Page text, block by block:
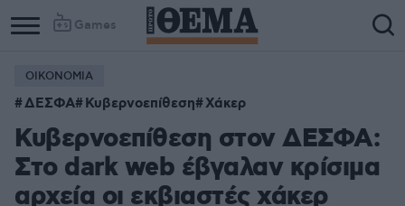
Games
ΟΙΚΟΝΟΜΙΑ
ΔΕΣΦΑ Κυβερνοεπίθεση Χάκερ
Κυβερνοεπίθεση στον ΔΕΣΦΑ:
Στο dark web έβγαλαν κρίσιμα
αρχεία οι εκβιαστές χάκερ